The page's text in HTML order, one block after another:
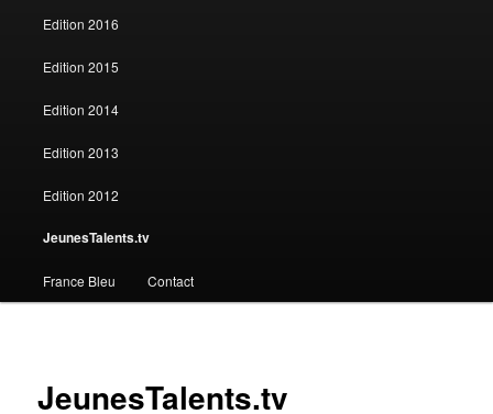
Edition 2016
Edition 2015
Edition 2014
Edition 2013
Edition 2012
JeunesTalents.tv
France Bleu Contact
JeunesTalents.tv